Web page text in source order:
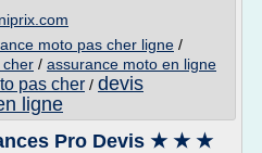
moto pas cher ligne /
cher / assurance moto en ligne
pas cher / devis
ligne
Pro Devis ★ ★ ★